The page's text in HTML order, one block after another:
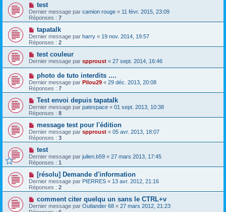
test
Dernier message par camion rouge « 11 févr. 2015, 23:09
Réponses : 7
tapatalk
Dernier message par harry « 19 nov. 2014, 19:57
Réponses : 2
test couleur
Dernier message par spproust « 27 sept. 2014, 16:46
photo de tuto interdits ....
Dernier message par Pilou29 « 29 déc. 2013, 20:08
Réponses : 7
Test envoi depuis tapatalk
Dernier message par patespace « 01 sept. 2013, 10:38
Réponses : 8
message test pour l'édition
Dernier message par spproust « 05 avr. 2013, 18:07
Réponses : 3
test
Dernier message par julien.b59 « 27 mars 2013, 17:45
Réponses : 1
[résolu] Demande d'information
Dernier message par PIERRES « 13 avr. 2012, 21:16
Réponses : 2
comment citer quelqu un sans le CTRL+v
Dernier message par Outlander 68 « 27 mars 2012, 21:23